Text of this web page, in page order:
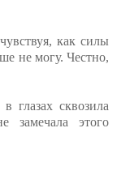
как силы
не могу. Честно,
глазах сквозила
замечала этого